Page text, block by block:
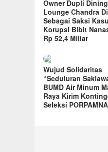
Owner Dupli
Lounge Chandra
Sebagai Saksi
Korupsi Bibit
Rp 52,4 Miliar
Wujud Solidaritas
“Seduluran
BUMD Air Minum
Raya Kirim
Seleksi